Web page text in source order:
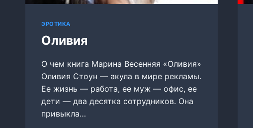
ЭРОТИКА
Оливия
О чем книга Марина Весенняя «Оливия»
Оливия Стоун — акула в мире рекламы.
Ее жизнь — работа, ее муж — офис, ее
дети — два десятка сотрудников. Она
привыкла…